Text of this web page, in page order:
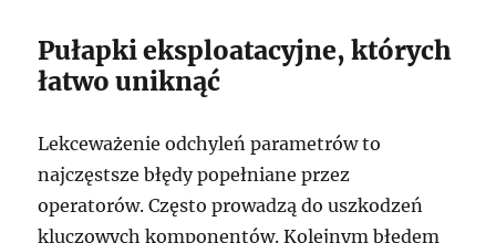
Pułapki eksploatacyjne, których
łatwo uniknąć
Lekceważenie odchyleń parametrów to
najczęstsze błędy popełniane przez
operatorów. Często prowadzą do uszkodzeń
kluczowych komponentów. Kolejnym błędem